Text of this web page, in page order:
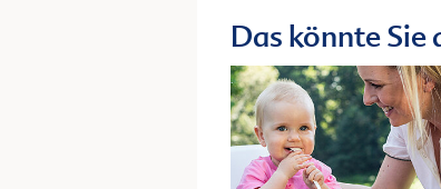
Das könnte Sie